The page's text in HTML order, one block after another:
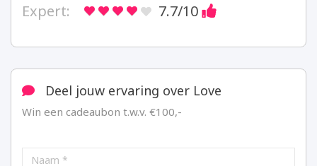
Expert: 7.7/10
Deel jouw ervaring over Love
Win een cadeaubon t.w.v. €100,-